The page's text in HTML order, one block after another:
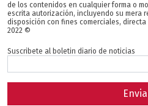
de los contenidos en cualquier forma o
escrita autorización, incluyendo su mera
disposición con fines comerciales,
2022 ©
Suscribete al boletin diario de noticias